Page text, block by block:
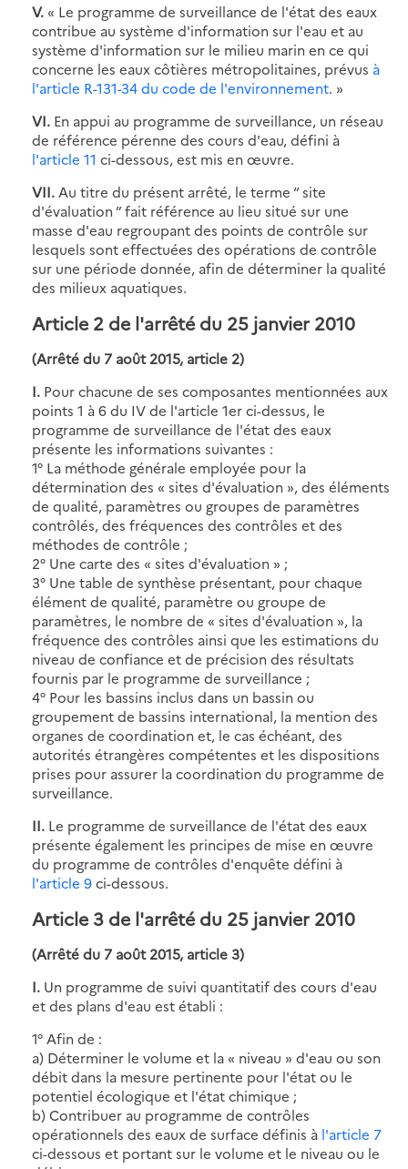
V. « Le programme de surveillance de l'état des eaux
contribue au système d'information sur l'eau et au
système d'information sur le milieu marin en ce qui
concerne les eaux côtières métropolitaines, prévus à
l'article R-131-34 du code de l'environnement. »
VI. En appui au programme de surveillance, un réseau
de référence pérenne des cours d'eau, défini à
l'article 11 ci-dessous, est mis en œuvre.
VII. Au titre du présent arrêté, le terme “ site
d'évaluation ” fait référence au lieu situé sur une
masse d'eau regroupant des points de contrôle sur
lesquels sont effectuées des opérations de contrôle
sur une période donnée, afin de déterminer la qualité
des milieux aquatiques.
Article 2 de l'arrêté du 25 janvier 2010
(Arrêté du 7 août 2015, article 2)
I. Pour chacune de ses composantes mentionnées aux
points 1 à 6 du IV de l'article 1er ci-dessus, le
programme de surveillance de l'état des eaux
présente les informations suivantes :
1° La méthode générale employée pour la
détermination des « sites d'évaluation », des éléments
de qualité, paramètres ou groupes de paramètres
contrôlés, des fréquences des contrôles et des
méthodes de contrôle ;
2° Une carte des « sites d'évaluation » ;
3° Une table de synthèse présentant, pour chaque
élément de qualité, paramètre ou groupe de
paramètres, le nombre de « sites d'évaluation », la
fréquence des contrôles ainsi que les estimations du
niveau de confiance et de précision des résultats
fournis par le programme de surveillance ;
4° Pour les bassins inclus dans un bassin ou
groupement de bassins international, la mention des
organes de coordination et, le cas échéant, des
autorités étrangères compétentes et les dispositions
prises pour assurer la coordination du programme de
surveillance.
II. Le programme de surveillance de l'état des eaux
présente également les principes de mise en œuvre
du programme de contrôles d'enquête défini à
l'article 9ci-dessous.
Article 3 de l'arrêté du 25 janvier 2010
(Arrêté du 7 août 2015, article 3)
I. Un programme de suivi quantitatif des cours d'eau
et des plans d'eau est établi :
1° Afin de :
a) Déterminer le volume et la « niveau » d'eau ou son
débit dans la mesure pertinente pour l'état ou le
potentiel écologique et l'état chimique ;
b) Contribuer au programme de contrôles
opérationnels des eaux de surface définis à l'article 7
ci-dessous et portant sur le volume et le niveau ou le